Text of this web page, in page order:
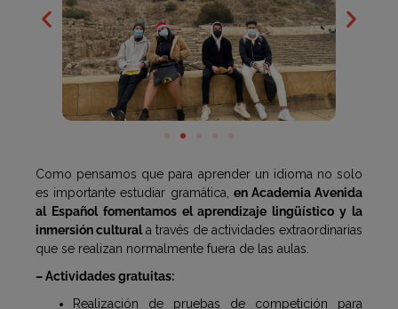
Como pensamos que para aprender un idioma no solo
es importante estudiar gramática, en Academia Avenida
al Español fomentamos el aprendizaje lingüístico y la
inmersión culturala través de actividades extraordinarias
que se realizan normalmente fuera de las aulas.
– Actividades gratuitas:
Realización de pruebas de competición para